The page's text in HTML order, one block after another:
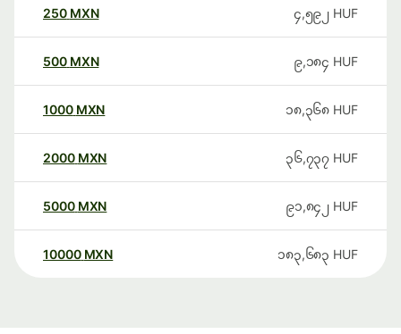
250 MXN ၄,၅၉၂ HUF
500 MXN ၉,၁၈၄ HUF
1000 MXN ၁၈,၃၆၈ HUF
2000 MXN ၃၆,၇၃၇ HUF
5000 MXN ၉၁,၈၄၂ HUF
10000 MXN ၁၈၃,၆၈၃ HUF